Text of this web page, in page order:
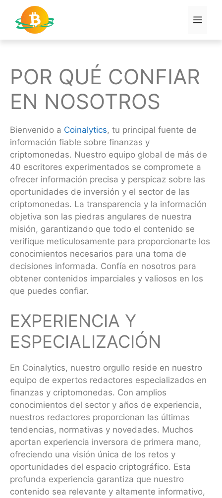
contenido
POR QUÉ CONFIAR
EN NOSOTROS
Bienvenido a Coinalytics, tu principal fuente de
información fiable sobre finanzas y
criptomonedas. Nuestro equipo global de más de
40 escritores experimentados se compromete a
ofrecer información precisa y perspicaz sobre las
oportunidades de inversión y el sector de las
criptomonedas. La transparencia y la información
objetiva son las piedras angulares de nuestra
misión, garantizando que todo el contenido se
verifique meticulosamente para proporcionarte los
conocimientos necesarios para una toma de
decisiones informada. Confía en nosotros para
obtener contenidos imparciales y valiosos en los
que puedes confiar.
EXPERIENCIA Y
ESPECIALIZACIÓN
En Coinalytics, nuestro orgullo reside en nuestro
equipo de expertos redactores especializados en
finanzas y criptomonedas. Con amplios
conocimientos del sector y años de experiencia,
nuestros redactores proporcionan las últimas
tendencias, normativas y novedades. Muchos
aportan experiencia inversora de primera mano,
ofreciendo una visión única de los retos y
oportunidades del espacio criptográfico. Esta
profunda experiencia garantiza que nuestro
contenido sea relevante y altamente informativo,